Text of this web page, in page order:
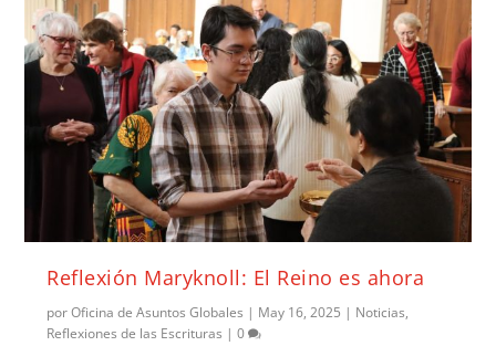
Reflexión Maryknoll: El Reino es ahora
porOficina de Asuntos Globales | May 16, 2025 | Noticias,
Reflexiones de las Escrituras |0